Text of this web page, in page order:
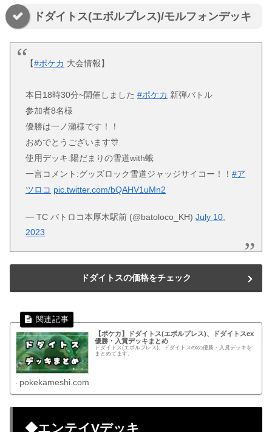
ドダイトス(エボルプレス)/モルフォンデッキ
【#ポケカ 大会情報】
本日18時30分~開催しました#ポケカ 新弾バトル
参加者8名様
優勝は一ノ瀬様です！！
おめでとうございます🎊
使用デッキ:陽だまりの雪道with蛾
一言コメント:グッズロック雪道ジャッジサイコー！！#ア
ツロコ pic.twitter.com/bQAHV1uMn2
— TC バトロコ本厚木駅前 (@batoloco_KH)July 10,
2023
ドダイトスの価格をチェック
【ポケカ】ドダイトス(エボルプレス)、ドダイトスex
優勝・入賞デッキまとめ
ドダイトス(エボルプレス)、ドダイトスexの優勝・入賞デッキを
まとめてます。
pokekameshi.com
◆エンテイVデッキ